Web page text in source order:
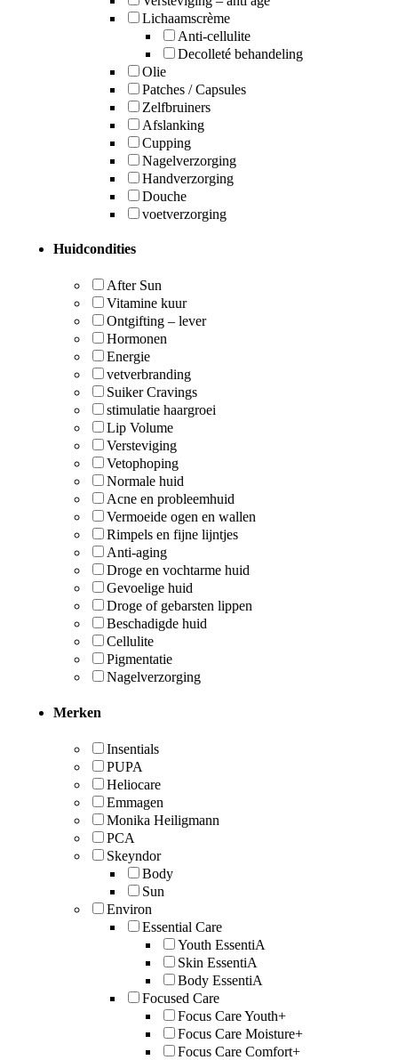
Lichaamscrème
Anti-cellulite
Decolleté behandeling
Olie
Patches / Capsules
Zelfbruiners
Afslanking
Cupping
Nagelverzorging
Handverzorging
Douche
voetverzorging
Huidcondities
After Sun
Vitamine kuur
Ontgifting – lever
Hormonen
Energie
vetverbranding
Suiker Cravings
stimulatie haargroei
Lip Volume
Versteviging
Vetophoping
Normale huid
Acne en probleemhuid
Vermoeide ogen en wallen
Rimpels en fijne lijntjes
Anti-aging
Droge en vochtarme huid
Gevoelige huid
Droge of gebarsten lippen
Beschadigde huid
Cellulite
Pigmentatie
Nagelverzorging
Merken
Insentials
PUPA
Heliocare
Emmagen
Monika Heiligmann
PCA
Skeyndor
Body
Sun
Environ
Essential Care
Youth EssentiA
Skin EssentiA
Body EssentiA
Focused Care
Focus Care Youth+
Focus Care Moisture+
Focus Care Comfort+